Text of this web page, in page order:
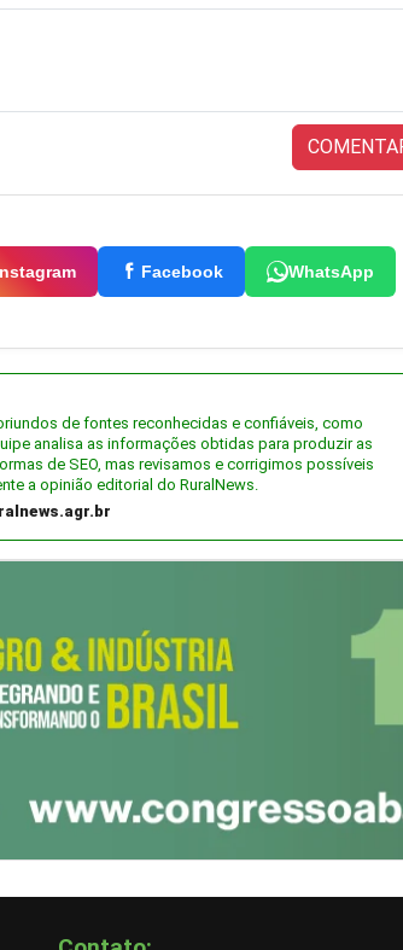
Facebook WhatsApp
de fontes reconhecidas e confiáveis, como
analisa as informações obtidas para produzir as
de SEO, mas revisamos e corrigimos possíveis
a opinião editorial do RuralNews.